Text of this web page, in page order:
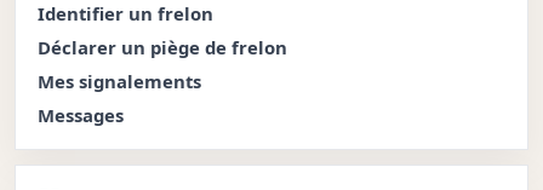
Identifier un frelon
Déclarer un piège de frelon
Mes signalements
Messages